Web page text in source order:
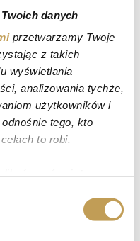
danych
przetwarzamy Twoje
z takich
wyświetlania
analizowania tychże,
użytkowników i
tego, kto
to robi.
nawet do kilku metrów